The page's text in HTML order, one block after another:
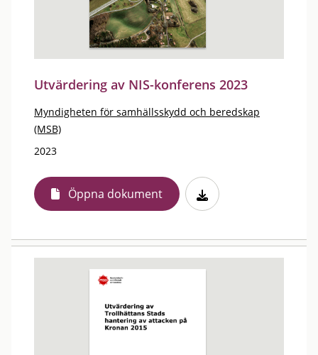
Utvärdering av NIS-konferens 2023
Myndigheten för samhällsskydd och beredskap
(MSB)
2023
Öppna dokument